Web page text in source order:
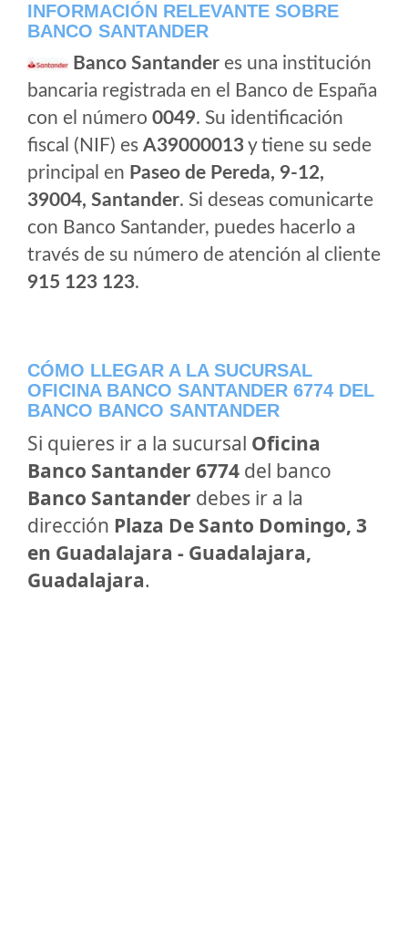
INFORMACIÓN RELEVANTE SOBRE
BANCO SANTANDER
Banco Santander es una institución
bancaria registrada en el Banco de España
con el número 0049. Su identificación
fiscal (NIF) es A39000013y tiene su sede
principal en Paseo de Pereda, 9-12,
39004, Santander. Si deseas comunicarte
con Banco Santander, puedes hacerlo a
través de su número de atención al cliente
915 123 123.
CÓMO LLEGAR A LA SUCURSAL
OFICINA BANCO SANTANDER 6774 DEL
BANCO BANCO SANTANDER
Si quieres ir a la sucursal Oficina
Banco Santander 6774 del banco
Banco Santander debes ir a la
dirección Plaza De Santo Domingo, 3
en Guadalajara - Guadalajara,
Guadalajara.